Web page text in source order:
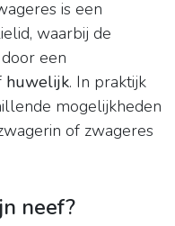
is een
waarbij de
een
huwelijk. In praktijk
mogelijkheden
of zwageres
neef?